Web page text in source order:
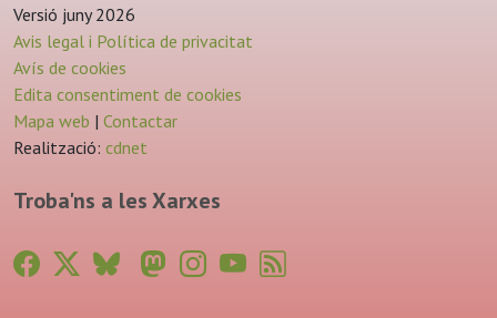
Versió juny 2026
Avis legal i Política de privacitat
Avís de cookies
Edita consentiment de cookies
Mapa web | Contactar
Realització: cdnet
Troba'ns a les Xarxes